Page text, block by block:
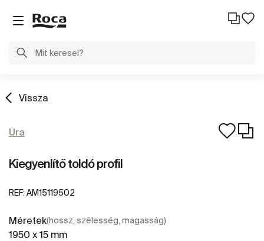
Vissza
Ura
Kiegyenlítő toldó profil
REF: AM15119502
Méretek(hossz, szélesség, magasság)
1950 x 15 mm